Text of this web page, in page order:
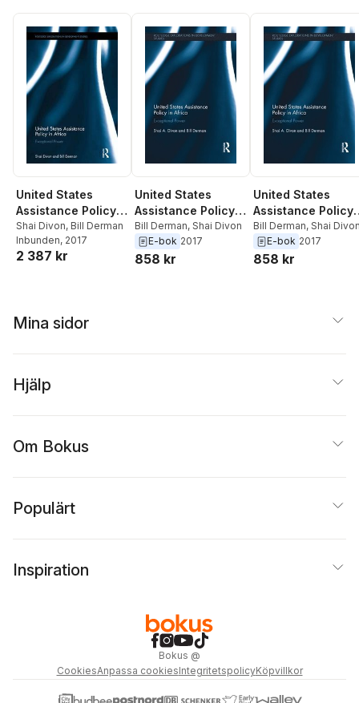
United States
Assistance Policy
in Africa
Shai Divon, Bill Derman
Inbunden, 2017
2 387 kr
United States
Assistance Policy
in Africa
Bill Derman, Shai Divon
E-bok 2017
858 kr
United States
Assistance Policy
in Africa
Bill Derman, Shai
E-bok 2017
858 kr
Mina sidor
Hjälp
Om Bokus
Populärt
Inspiration
Bokus @
CookiesAnpassa cookiesIntegritetspolicyKöpvillkor